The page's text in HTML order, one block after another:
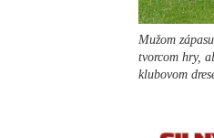
Mužom
tvorcom hry,
klubovom